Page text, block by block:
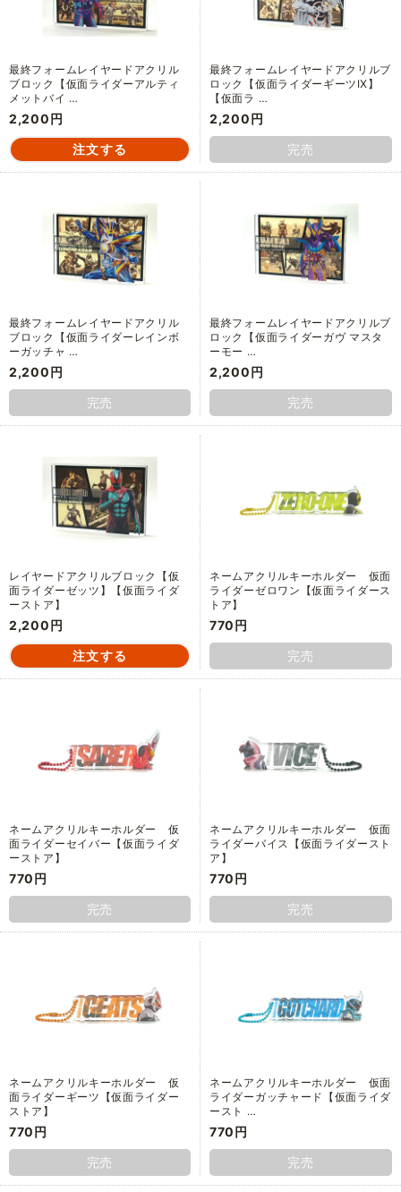
最終フォームレイヤードアクリル
ブロック【仮面ライダーアルティ
メットバイ …
2,200円
最終フォームレイヤードアクリルブ
ロック【仮面ライダーギーツⅨ】
【仮面ラ …
2,200円
完売
最終フォームレイヤードアクリル
ブロック【仮面ライダーレインボ
ーガッチャ …
2,200円
完売
最終フォームレイヤードアクリルブ
ロック【仮面ライダーガヴ マスタ
ーモー …
2,200円
完売
レイヤードアクリルブロック【仮
面ライダーゼッツ】【仮面ライダ
ーストア】
2,200円
ネームアクリルキーホルダー 仮面
ライダーゼロワン【仮面ライダース
トア】
770円
完売
ネームアクリルキーホルダー 仮
面ライダーセイバー【仮面ライダ
ーストア】
770円
完売
ネームアクリルキーホルダー 仮面
ライダーバイス【仮面ライダースト
ア】
770円
完売
ネームアクリルキーホルダー 仮
面ライダーギーツ【仮面ライダー
ストア】
770円
完売
ネームアクリルキーホルダー 仮面
ライダーガッチャード【仮面ライダ
ースト …
770円
完売